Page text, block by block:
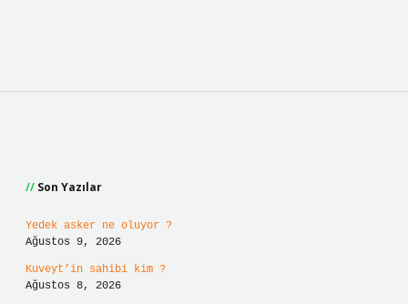
Son Yazılar
Yedek asker ne oluyor ?
Ağustos 9, 2026
Kuveyt’in sahibi kim ?
Ağustos 8, 2026